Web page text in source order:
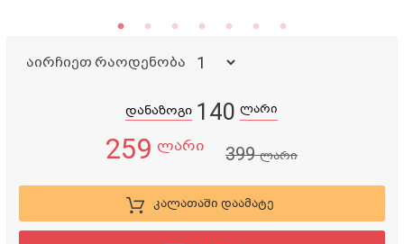
აირჩიეთ რაოდენობა
დანაზოგი 140 ლარი
259 ლარი 399ლარი
კალათაში დაამატე